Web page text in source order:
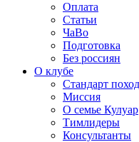
Оплата
Статьи
ЧаВо
Подготовка
Без россиян
О клубе
Стандарт
Миссия
О семье Кулуар
Тимлидеры
Консультанты